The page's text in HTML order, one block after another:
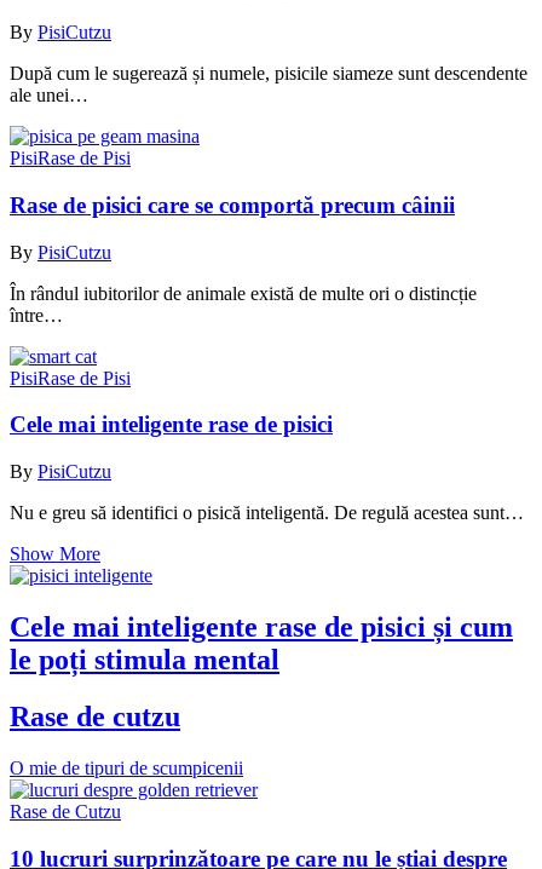
By PisiCutzu
După cum le sugerează și numele, pisicile siameze sunt descendente
ale unei…
PisiRase de Pisi
Rase de pisici care se comportă precum câinii
By PisiCutzu
În rândul iubitorilor de animale există de multe ori o distincție
între…
PisiRase de Pisi
Cele mai inteligente rase de pisici
By PisiCutzu
Nu e greu să identifici o pisică inteligentă. De regulă acestea sunt…
Show More
Cele mai inteligente rase de pisici și cum
le poți stimula mental
Rase de cutzu
O mie de tipuri de scumpicenii
Rase de Cutzu
10 lucruri surprinzătoare pe care nu le știai despre